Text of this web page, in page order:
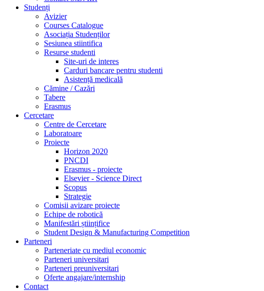
Studenți
Avizier
Courses Catalogue
Asociația Studenților
Sesiunea stiintifica
Resurse studenti
Site-uri de interes
Carduri bancare pentru studenti
Asistență medicală
Cămine / Cazări
Tabere
Erasmus
Cercetare
Centre de Cercetare
Laboratoare
Proiecte
Horizon 2020
PNCDI
Erasmus - proiecte
Elsevier - Science Direct
Scopus
Strategie
Comisii avizare proiecte
Echipe de robotică
Manifestări științifice
Student Design & Manufacturing Competition
Parteneri
Parteneriate cu mediul economic
Parteneri universitari
Parteneri preuniversitari
Oferte angajare/internship
Contact